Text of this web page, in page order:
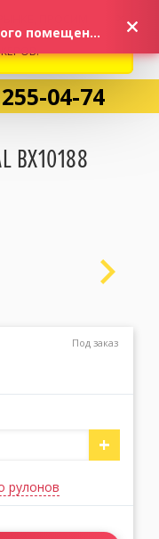
звонок
255-04-74
BX10188
Под заказ
+
рулонов
ПРОСИМ
И НАЛИЧИЕ
«Идеальные обои для любого помещения!»